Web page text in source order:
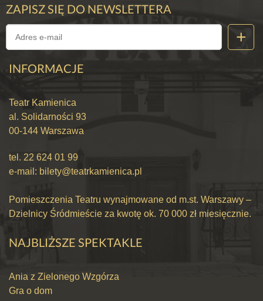
ZAPISZ SIĘ DO NEWSLETTERA
INFORMACJE
Teatr Kamienica
al. Solidarności 93
00-144 Warszawa
tel. 22 624 01 99
e-mail: bilety@teatrkamienica.pl
Pomieszczenia Teatru wynajmowane od m.st. Warszawy –
Dzielnicy Śródmieście za kwotę ok. 70 000 zł miesięcznie.
NAJBLIŻSZE SPEKTAKLE
Ania z Zielonego Wzgórza
Gra o dom